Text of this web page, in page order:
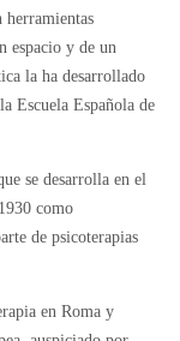
herramientas
espacio y de un
la ha desarrollado
Escuela Española de
se desarrolla en el
como
de psicoterapias
en Roma y